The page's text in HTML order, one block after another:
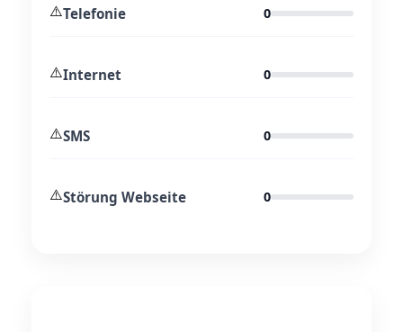
⚠️Telefonie 0
⚠️Internet 0
⚠️SMS 0
⚠️Störung Webseite 0